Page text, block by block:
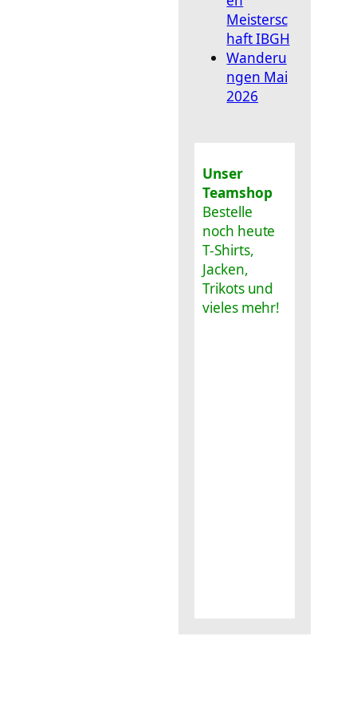
Meistersc
haft IBGH
Wanderu
ngen Mai
2026
Unser
Teamshop
Bestelle
noch heute
T-Shirts,
Jacken,
Trikots und
vieles mehr!